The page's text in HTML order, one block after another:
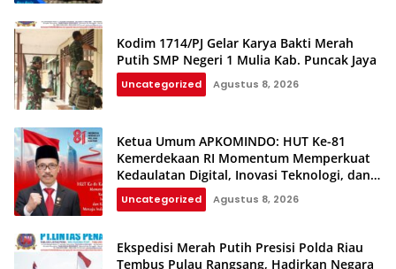
Kodim 1714/PJ Gelar Karya Bakti Merah
Putih SMP Negeri 1 Mulia Kab. Puncak Jaya
Uncategorized Agustus 8, 2026
Ketua Umum APKOMINDO: HUT Ke-81
Kemerdekaan RI Momentum Memperkuat
Kedaulatan Digital, Inovasi Teknologi, dan
Kepastian Hukum Menuju Indonesia Emas
2045
Uncategorized Agustus 8, 2026
Ekspedisi Merah Putih Presisi Polda Riau
Tembus Pulau Rangsang, Hadirkan Negara